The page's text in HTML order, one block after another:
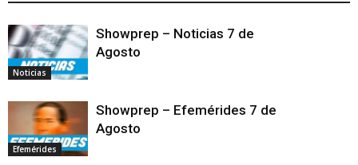
Noticias
Showprep – Noticias 7 de
Agosto
Efemérides
Showprep – Efemérides 7 de
Agosto